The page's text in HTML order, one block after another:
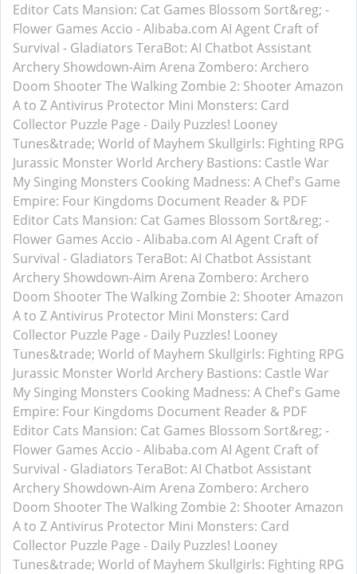
Editor Cats Mansion: Cat Games Blossom Sort&reg; -
Flower Games Accio - Alibaba.com AI Agent Craft of
Survival - Gladiators TeraBot: AI Chatbot Assistant
Archery Showdown-Aim Arena Zombero: Archero
Doom Shooter The Walking Zombie 2: Shooter Amazon
A to ZAntivirus Protector Mini Monsters: Card
Collector Puzzle Page - Daily Puzzles! Looney
Tunes&trade; World of Mayhem Skullgirls: Fighting RPG
Jurassic Monster World Archery Bastions: Castle War
My Singing Monsters Cooking Madness: A Chef's Game
Empire: Four Kingdoms Document Reader & PDF
Editor Cats Mansion: Cat Games Blossom Sort&reg; -
Flower Games Accio - Alibaba.com AI Agent Craft of
Survival - Gladiators TeraBot: AI Chatbot Assistant
Archery Showdown-Aim Arena Zombero: Archero
Doom Shooter The Walking Zombie 2: Shooter Amazon
A to ZAntivirus Protector Mini Monsters: Card
Collector Puzzle Page - Daily Puzzles! Looney
Tunes&trade; World of Mayhem Skullgirls: Fighting RPG
Jurassic Monster World Archery Bastions: Castle War
My Singing Monsters Cooking Madness: A Chef's Game
Empire: Four Kingdoms Document Reader & PDF
Editor Cats Mansion: Cat Games Blossom Sort&reg; -
Flower Games Accio - Alibaba.com AI Agent Craft of
Survival - Gladiators TeraBot: AI Chatbot Assistant
Archery Showdown-Aim Arena Zombero: Archero
Doom Shooter The Walking Zombie 2: Shooter Amazon
A to ZAntivirus Protector Mini Monsters: Card
Collector Puzzle Page - Daily Puzzles! Looney
Tunes&trade; World of Mayhem Skullgirls: Fighting RPG